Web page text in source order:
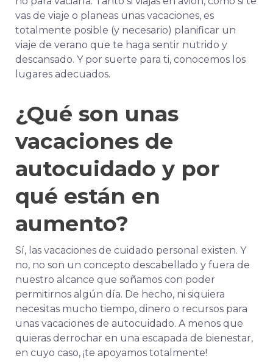
vas de viaje o planeas unas vacaciones, es
totalmente posible (y necesario) planificar un
viaje de verano que te haga sentir nutrido y
descansado. Y por suerte para ti, conocemos los
lugares adecuados.
¿Qué son unas
vacaciones de
autocuidado y por
qué están en
aumento?
Sí, las vacaciones de cuidado personal existen. Y
no, no son un concepto descabellado y fuera de
nuestro alcance que soñamos con poder
permitirnos algún día. De hecho, ni siquiera
necesitas mucho tiempo, dinero o recursos para
unas vacaciones de autocuidado. A menos que
quieras derrochar en una escapada de bienestar,
en cuyo caso, ¡te apoyamos totalmente!